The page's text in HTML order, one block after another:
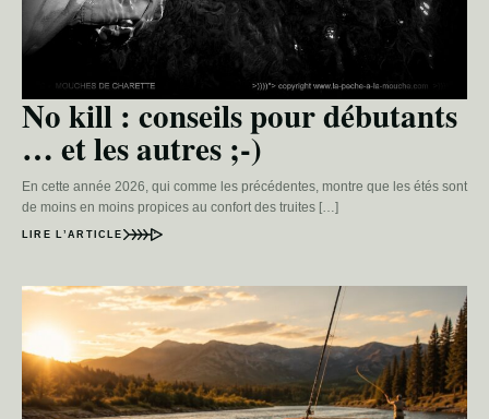
No kill : conseils pour débutants
… et les autres ;-)
En cette année 2026, qui comme les précédentes, montre que les étés sont
de moins en moins propices au confort des truites […]
LIRE L’ARTICLE